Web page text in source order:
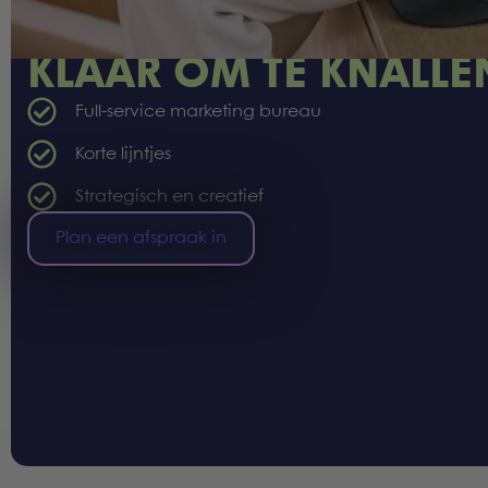
Laten we samen bouwen aan jouw merk
KLAAR OM TE
Full-service marketing bureau
Korte lijntjes
Strategisch en creatief
Plan een afspraak in